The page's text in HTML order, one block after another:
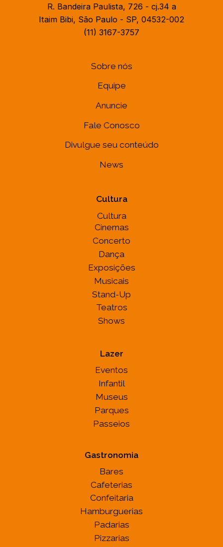
R. Bandeira Paulista, 726 - cj.34 a
Itaim Bibi, São Paulo - SP, 04532-002
(11) 3167-3757
Sobre nós
Equipe
Anuncie
Fale Conosco
Divulgue seu conteúdo
News
Cultura
Cultura
Cinemas
Concerto
Dança
Exposições
Musicais
Stand-Up
Teatros
Shows
Lazer
Eventos
Infantil
Museus
Parques
Passeios
Gastronomia
Bares
Cafeterias
Confeitaria
Hamburguerias
Padarias
Pizzarias